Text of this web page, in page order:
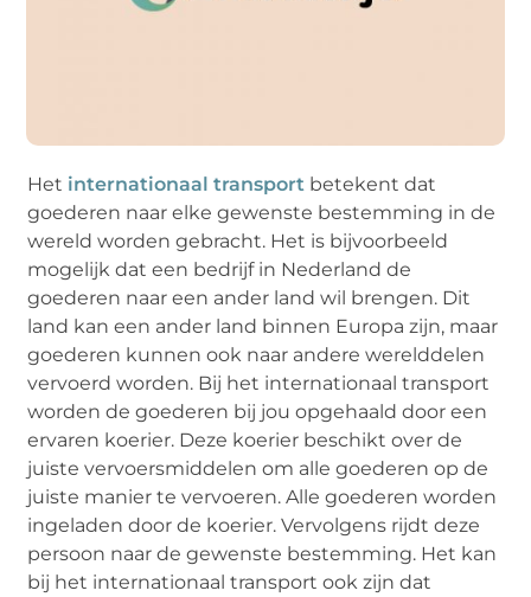
Het internationaal transport betekent dat
goederen naar elke gewenste bestemming in de
wereld worden gebracht. Het is bijvoorbeeld
mogelijk dat een bedrijf in Nederland de
goederen naar een ander land wil brengen. Dit
land kan een ander land binnen Europa zijn, maar
goederen kunnen ook naar andere werelddelen
vervoerd worden. Bij het internationaal transport
worden de goederen bij jou opgehaald door een
ervaren koerier. Deze koerier beschikt over de
juiste vervoersmiddelen om alle goederen op de
juiste manier te vervoeren. Alle goederen worden
ingeladen door de koerier. Vervolgens rijdt deze
persoon naar de gewenste bestemming. Het kan
bij het internationaal transport ook zijn dat